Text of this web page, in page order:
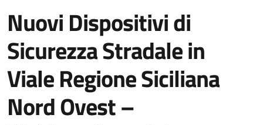
Nuovi Dispositivi di
Sicurezza Stradale in
Viale Regione Siciliana
Nord Ovest –